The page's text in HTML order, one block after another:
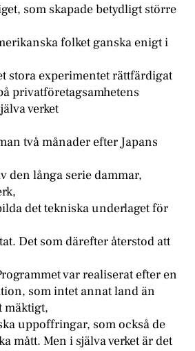
som skapade betydligt större
folket ganska enigt i
stora experimentet rättfärdigat
privatföretagsamhetens
verket
två månader efter Japans
den långa serie dammar,
det tekniska underlaget för
Det som därefter återstod att
var realiserat efter en
som intet annat land än
mäktigt,
uppoffringar, som också de
mått. Men i själva verket är det